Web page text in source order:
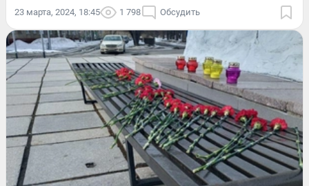
23 марта, 2024, 18:45 1 798 Обсудить